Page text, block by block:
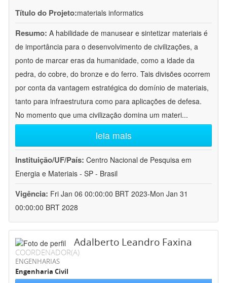
Título do Projeto:materials informatics
Resumo: A habilidade de manusear e sintetizar materiais é
de importância para o desenvolvimento de civilizações, a
ponto de marcar eras da humanidade, como a idade da
pedra, do cobre, do bronze e do ferro. Tais divisões ocorrem
por conta da vantagem estratégica do domínio de materiais,
tanto para infraestrutura como para aplicações de defesa.
No momento que uma civilização domina um materi...
leia mais
Instituição/UF/País: Centro Nacional de Pesquisa em
Energia e Materiais - SP - Brasil
Vigência: Fri Jan 06 00:00:00 BRT 2023-Mon Jan 31
00:00:00 BRT 2028
Adalberto Leandro Faxina
COORDENADOR(A)
ENGENHARIAS
Engenharia Civil